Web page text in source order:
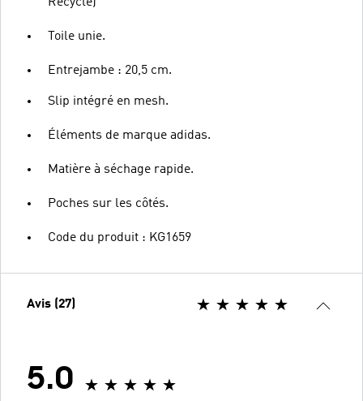
Toile unie.
Entrejambe : 20,5 cm.
Slip intégré en mesh.
Éléments de marque adidas.
Matière à séchage rapide.
Poches sur les côtés.
Code du produit : KG1659
Avis (27)
5.0